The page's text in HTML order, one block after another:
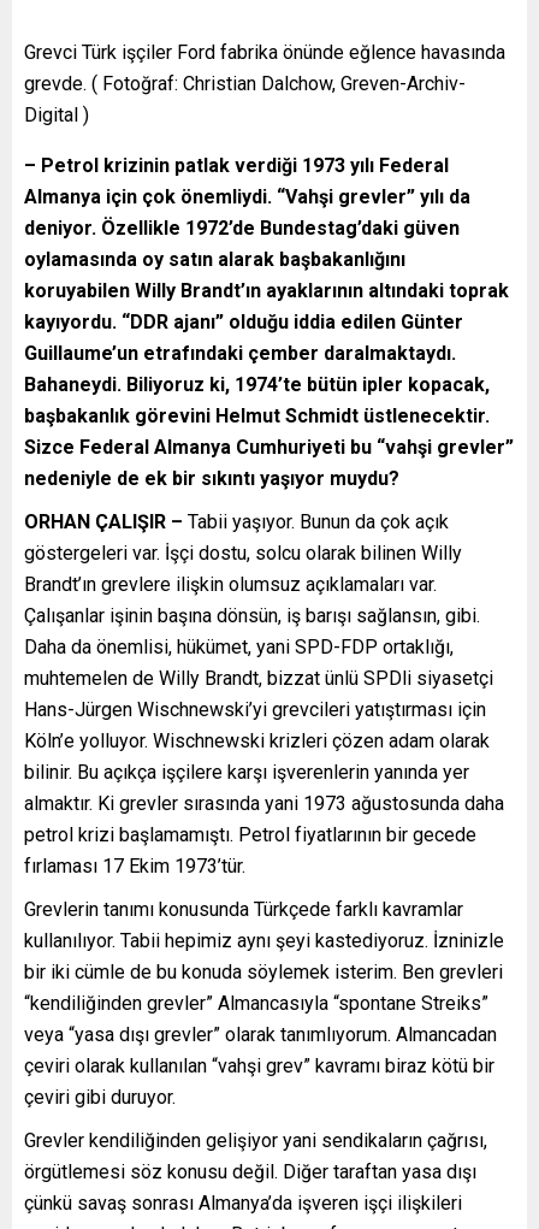
Grevci Türk işçiler Ford fabrika önünde eğlence havasında
grevde. ( Fotoğraf: Christian Dalchow, Greven-Archiv-
Digital )
– Petrol krizinin patlak verdiği 1973 yılı Federal
Almanya için çok önemliydi. “Vahşi grevler” yılı da
deniyor. Özellikle 1972’de Bundestag’daki güven
oylamasında oy satın alarak başbakanlığını
koruyabilen Willy Brandt’ın ayaklarının altındaki toprak
kayıyordu. “DDR ajanı” olduğu iddia edilen Günter
Guillaume’un etrafındaki çember daralmaktaydı.
Bahaneydi. Biliyoruz ki, 1974’te bütün ipler kopacak,
başbakanlık görevini Helmut Schmidt üstlenecektir.
Sizce Federal Almanya Cumhuriyeti bu “vahşi grevler”
nedeniyle de ek bir sıkıntı yaşıyor muydu?
ORHAN ÇALIŞIR – Tabii yaşıyor. Bunun da çok açık
göstergeleri var. İşçi dostu, solcu olarak bilinen Willy
Brandt’ın grevlere ilişkin olumsuz açıklamaları var.
Çalışanlar işinin başına dönsün, iş barışı sağlansın, gibi.
Daha da önemlisi, hükümet, yani SPD-FDP ortaklığı,
muhtemelen de Willy Brandt, bizzat ünlü SPDli siyasetçi
Hans-Jürgen Wischnewski’yi grevcileri yatıştırması için
Köln’e yolluyor. Wischnewski krizleri çözen adam olarak
bilinir. Bu açıkça işçilere karşı işverenlerin yanında yer
almaktır. Ki grevler sırasında yani 1973 ağustosunda daha
petrol krizi başlamamıştı. Petrol fiyatlarının bir gecede
fırlaması 17 Ekim 1973’tür.
Grevlerin tanımı konusunda Türkçede farklı kavramlar
kullanılıyor. Tabii hepimiz aynı şeyi kastediyoruz. İzninizle
bir iki cümle de bu konuda söylemek isterim. Ben grevleri
“kendiliğinden grevler” Almancasıyla “spontane Streiks”
veya “yasa dışı grevler” olarak tanımlıyorum. Almancadan
çeviri olarak kullanılan “vahşi grev” kavramı biraz kötü bir
çeviri gibi duruyor.
Grevler kendiliğinden gelişiyor yani sendikaların çağrısı,
örgütlemesi söz konusu değil. Diğer taraftan yasa dışı
çünkü savaş sonrası Almanya’da işveren işçi ilişkileri